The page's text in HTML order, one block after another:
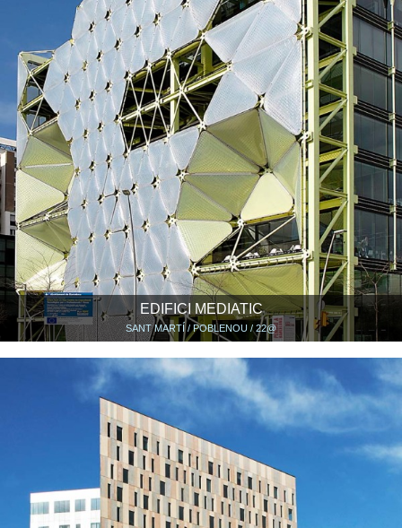
EDIFICI MEDIATIC
SANT MARTÍ / POBLENOU / 22@